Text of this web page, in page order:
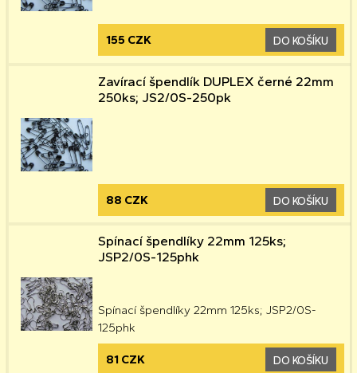
155 CZK DO KOŠÍKU
Zavírací špendlík DUPLEX černé 22mm
250ks; JS2/0S-250pk
88 CZK DO KOŠÍKU
Spínací špendlíky 22mm 125ks;
JSP2/0S-125phk
Spínací špendlíky 22mm 125ks; JSP2/0S-
125phk
81 CZK DO KOŠÍKU